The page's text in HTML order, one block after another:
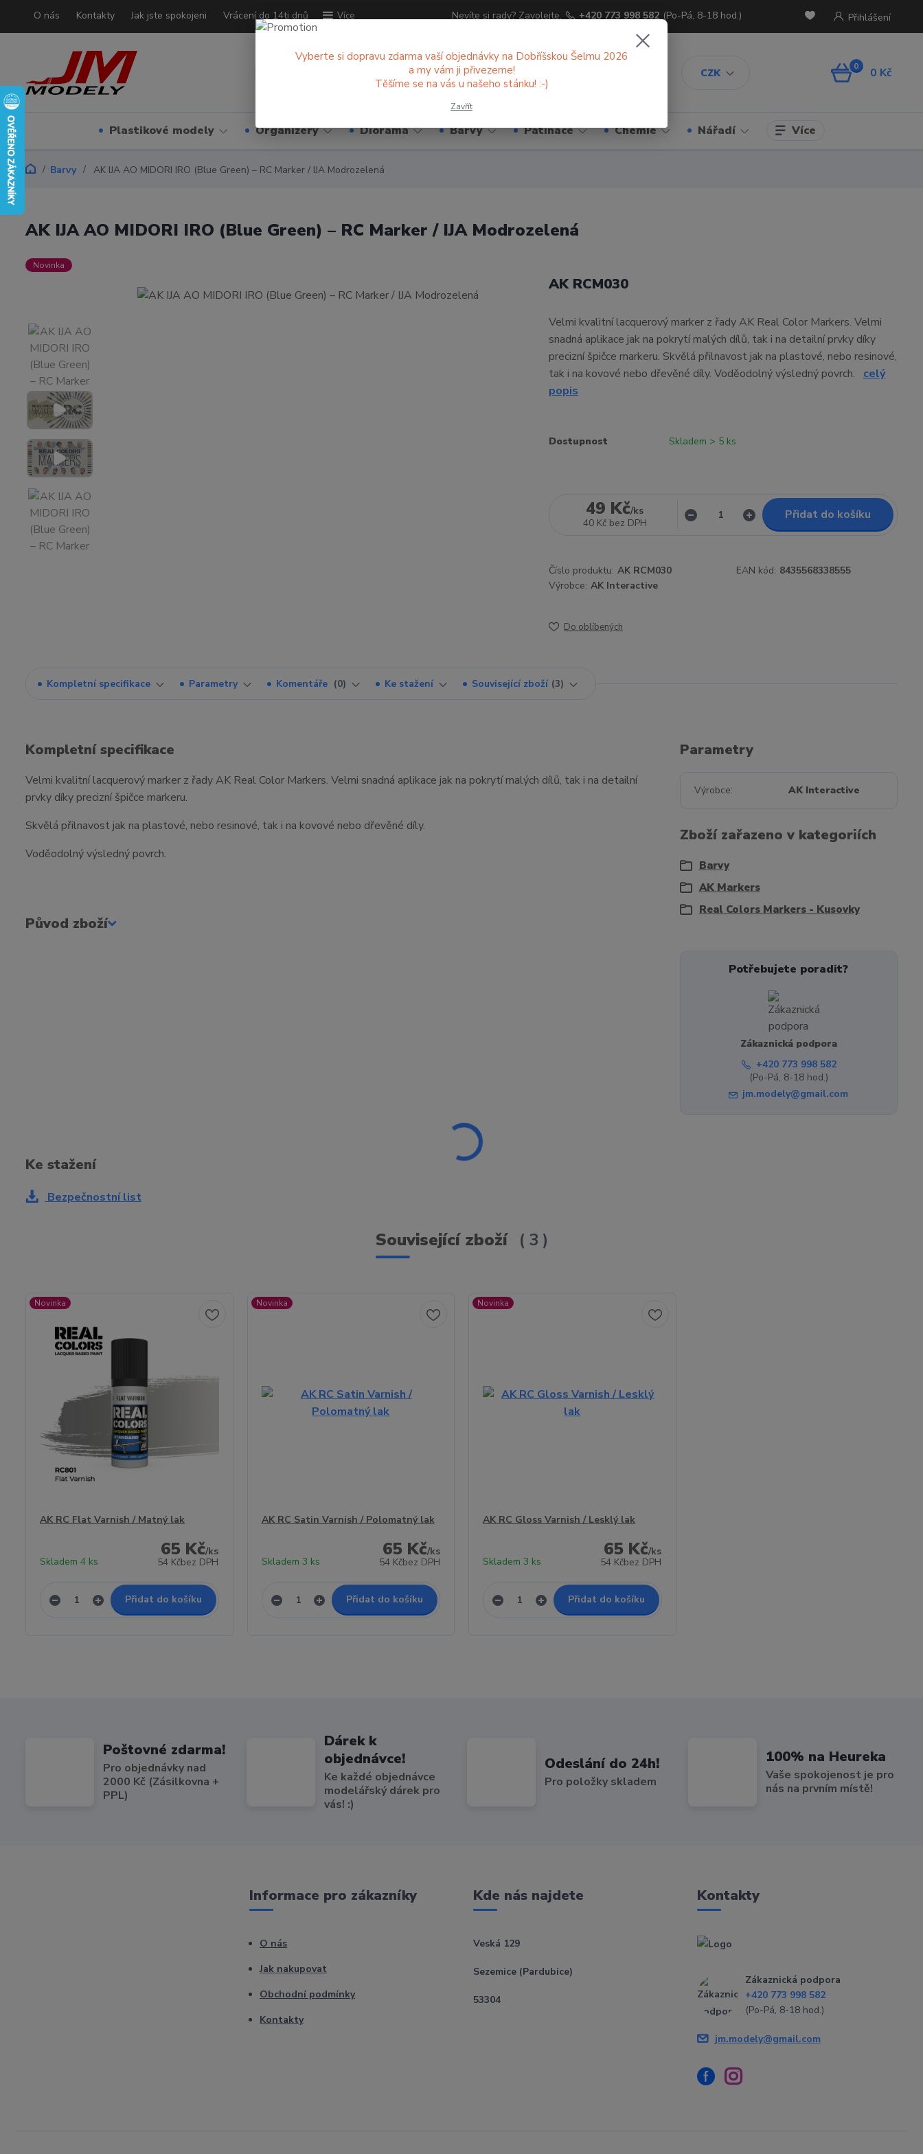
O nás Kontakty Jak jste spokojeni Vrácení do 14ti dnů Více
CZK
Přihlášení
Nevíte si rady? Zavolejte. +420 773 998 582 (Po-Pá, 8-18 hod.)
0 0 Kč
Plastikové modely Organizéry Diorama Barvy Patinace Chemie Nářadí Více
Barvy AK IJA AO MIDORI IRO (Blue Green) – RC Marker / IJA Modrozelená
AK IJA AO MIDORI IRO (Blue Green) – RC Marker / IJA Modrozelená
Novinka
AK RCM030
Velmi kvalitní lacquerový marker z řady AK Real Color Markers. Velmi
snadná aplikace jak na pokrytí malých dílů, tak i na detailní prvky díky
precizní špičce markeru. Skvělá přilnavost jak na plastové, nebo resinové,
tak i na kovové nebo dřevěné díly. Voděodolný výsledný povrch. celý
popis
Dostupnost Skladem > 5 ks
49 Kč/ks
40 Kč bez DPH
Přidat do košíku
Číslo produktu: AK RCM030 EAN kód: 8435568338555
Výrobce: AK Interactive
Do oblíbených
Kompletní specifikace Parametry Komentáře 0 Ke stažení Související zboží 3
Kompletní specifikace
Velmi kvalitní lacquerový marker z řady AK Real Color Markers. Velmi snadná aplikace jak na pokrytí malých dílů, tak i na detailní
prvky díky precizní špičce markeru.
Skvělá přilnavost jak na plastové, nebo resinové, tak i na kovové nebo dřevěné díly.
Voděodolný výsledný povrch.
Původ zboží
Parametry
Výrobce AK Interactive
Zboží zařazeno v kategoriích
Barvy
AK Markers
Real Colors Markers - Kusovky
Potřebujete poradit?
Zákaznická podpora
+420 773 998 582
(Po-Pá, 8-18 hod.)
jm.modely@gmail.com
Ke stažení
Bezpečnostní list
Související zboží 3
Novinka
AK RC Flat Varnish / Matný lak
65 Kč/ks
54 Kčbez DPH
Skladem 4 ks
Přidat do košíku
Novinka
AK RC Satin Varnish / Polomatný lak
65 Kč/ks
54 Kčbez DPH
Skladem 3 ks
Přidat do košíku
Novinka
AK RC Gloss Varnish / Lesklý lak
65 Kč/ks
54 Kčbez DPH
Skladem 3 ks
Přidat do košíku
Poštovné zdarma!
Pro objednávky nad
2000 Kč (Zásilkovna +
PPL)
Dárek k
objednávce!
Ke každé objednávce
modelářský dárek pro
vás! :)
Odeslání do 24h!
Pro položky skladem
100% na Heureka
Vaše spokojenost je pro
nás na prvním místě!
Informace pro zákazníky
O nás
Jak nakupovat
Obchodní podmínky
Kontakty
Kde nás najdete
Veská 129
Sezemice (Pardubice)
53304
Kontakty
Zákaznická podpora
+420 773 998 582
(Po-Pá, 8-18 hod.)
jm.modely@gmail.com
Vyberte si dopravu zdarma vaší objednávky na Dobříšskou Šelmu 2026
a my vám ji přivezeme!
Těšíme se na vás u našeho stánku! :-)
Zavřít